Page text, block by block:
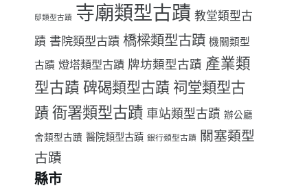
邸類型古蹟 寺廟類型古蹟 教堂類型古
蹟 書院類型古蹟 橋樑類型古蹟 機關類型
古蹟 燈塔類型古蹟 牌坊類型古蹟 產業類
型古蹟 碑碣類型古蹟 祠堂類型古
蹟 衙署類型古蹟 車站類型古蹟 辦公廳
舍類型古蹟 醫院類型古蹟 銀行類型古蹟 關塞類型
古蹟
縣市